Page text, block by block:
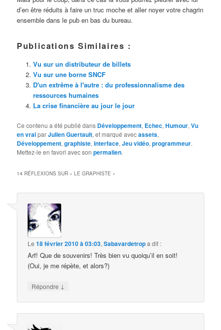
d’en être réduits à faire un truc moche et aller noyer votre chagrin
ensemble dans le pub en bas du bureau.
Publications Similaires :
Vu sur un distributeur de billets
Vu sur une borne SNCF
D'un extrême à l'autre : du professionnalisme des
ressources humaines
La crise financière au jour le jour
Ce contenu a été publié dans Développement, Echec,Humour,Vu
en vraiparJulien Guertault, et marqué avecassets,
Développement,graphiste,interface,Jeu vidéo,programmeur.
Mettez-le en favori avec sonpermalien.
14 RÉFLEXIONS SUR «LE GRAPHISTE »
Le18 février 2010 à 03:03,Sabavardetropa dit :
Arf! Que de souvenirs! Très bien vu quoiqu’il en soit!
(Oui, je me répète, et alors?)
Répondre ↓